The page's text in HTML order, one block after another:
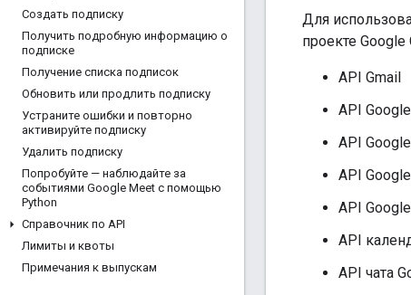
Создать подписку
Получить подробную информацию о
подписке
Получение списка подписок
Обновить или продлить подписку
Устраните ошибки и повторно
активируйте подписку
Удалить подписку
Попробуйте — наблюдайте за
событиями Google Meet с помощью
Python
Справочник по API
Лимиты и квоты
Примечания к выпускам
Для
проекте Google
API Gmail
API
API
API
API
API
API чата